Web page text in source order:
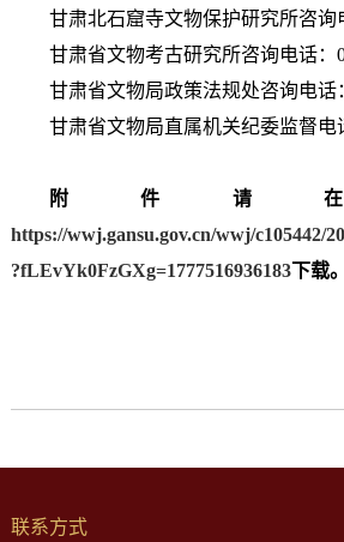
甘肃北石窟寺文物保护研究所咨询
甘肃省文物考古研究所咨询电话：
甘肃省文物局政策法规处咨询电话
甘肃省文物局直属机关纪委监督电
附件请
https://wwj.gansu.gov.cn/wwj/c105442/
?fLEvYk0FzGXg=1777516936183下载。
联系方式